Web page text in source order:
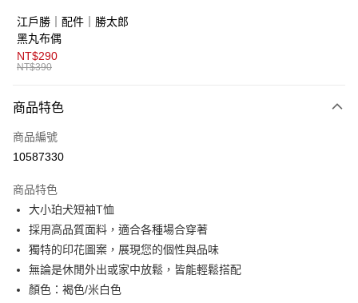
便利好安心！
１．簡單：不需註冊會員、不需綁卡、不需儲值。
２．便利：只要手機號碼，簡訊認證，即可結帳。
３．安心：先確認商品／服務後，再付款。
１．於結帳方式選擇「AFTEE先享後付」後，將跳轉至「AFTEE先享後付」
２．訂單成立數日內，您將收到繳費通知簡訊。
３．收到繳費通知簡訊後14天內，點擊此簡訊中的連結，可透過四大超商／
購買商品的店家。未經商家同意取消之訂單仍視為有效，需透過AFTEE先享
後付繳納相關費用。
※ 交易是否成功請以「AFTEE先享後付 」之結帳頁面顯示為準，若有關於
是否繳費成功／繳費後需取消欲退款等相關疑問，請聯繫「AFTEE先享後付
客戶支援中心」https://netprotections.freshdesk.com/support/home
１．透過由恩沛科技股份有限公司提供之「AFTEE先享後付」服務完成之交
運送方式
全家取貨付款
免運費
免運費
付款後萊爾富取貨
免運費
7-11取貨付款
免運費
江戶勝｜配件｜勝太郎
黑丸布偶
NT$290
NT$390
商品特色
商品編號
10587330
商品特色
大小珀犬短袖T恤
採用高品質面料，適合各種場合穿著
獨特的印花圖案，展現您的個性與品味
無論是休閒外出或家中放鬆，皆能輕鬆搭配
顏色：褐色/米白色